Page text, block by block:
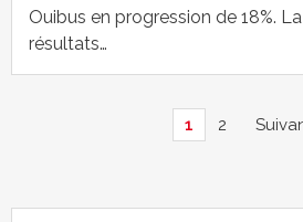
Ouibus en progression de 18%.
résultats…
1 2